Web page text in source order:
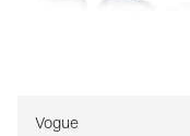
Vogue